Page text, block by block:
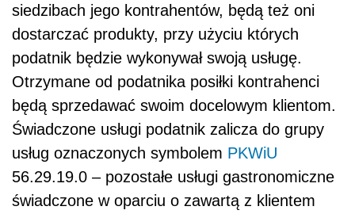
siedzibach jego kontrahentów, będą też oni
dostarczać produkty, przy użyciu których
podatnik będzie wykonywał swoją usługę.
Otrzymane od podatnika posiłki kontrahenci
będą sprzedawać swoim docelowym klientom.
Świadczone usługi podatnik zalicza do grupy
usług oznaczonych symbolem PKWiU
56.29.19.0 – pozostałe usługi gastronomiczne
świadczone w oparciu o zawartą z klientem